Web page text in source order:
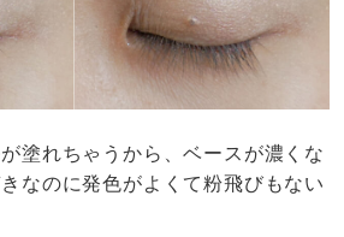
塗れちゃうから、ベースが濃くな
なのに発色がよくて粉飛びもない